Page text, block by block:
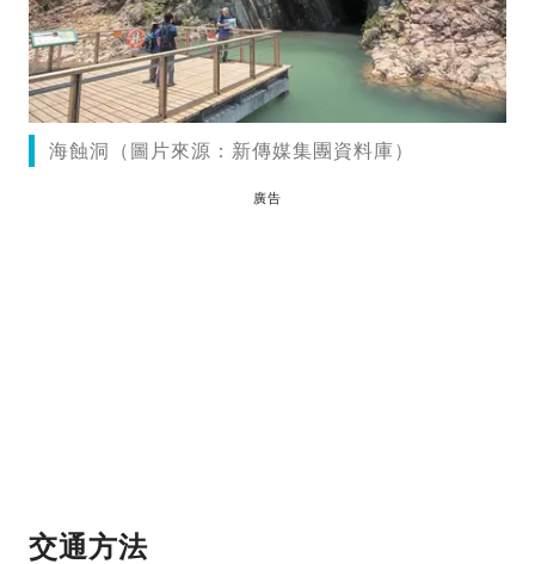
海蝕洞（圖片來源：新傳媒集團資料庫）
廣告
交通方法